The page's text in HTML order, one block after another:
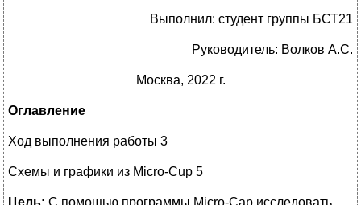
Выполнил: студент группы БСТ21
Руководитель: Волков А.С.
Москва, 2022 г.
Оглавление
Ход выполнения работы 3
Схемы и графики из Micro-Cup 5